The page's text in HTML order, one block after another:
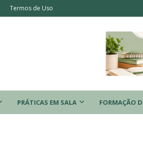
Termos de Uso
PRÁTICAS EM SALA FORMAÇÃO